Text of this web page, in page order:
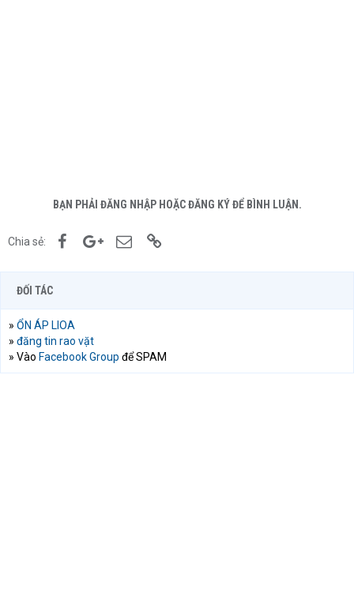
BẠN PHẢI ĐĂNG NHẬP HOẶC ĐĂNG KÝ ĐỂ BÌNH LUẬN.
Chia sẻ: FacebookGoogle+Email
ĐỐI TÁC
» ỔN ÁP LIOA
» đăng tin rao vặt
» Vào Facebook Group để SPAM